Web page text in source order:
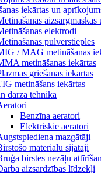
iekārtas un
aizsargmaskas
elektrodi
pulverstieples
/ MAG metināšanas
metināšanas iekārtas
griešanas iekārtas
metināšans iekārtas
dārza tehnika
Benzīna aeratori
Elektriskie aeratori
mazgātāji
materiālu sijātāji
birstes nezāļu
aizsardzības līdzekļi